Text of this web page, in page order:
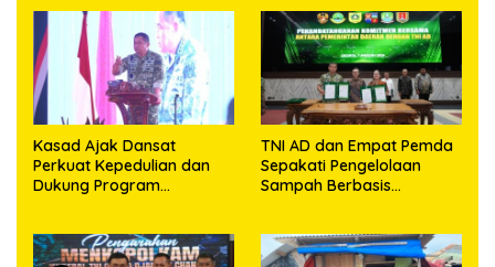
Kasad Ajak Dansat
Perkuat Kepedulian dan
Dukung Program
TNI AD dan Empat Pemda
Sepakati Pengelolaan
Sampah Berbasis